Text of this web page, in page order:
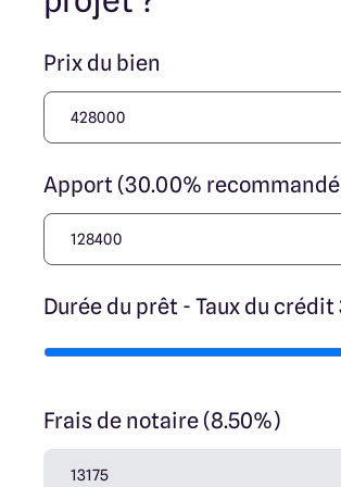
Prix du bien
Apport (30.00%
Durée du prêt - Taux du crédit
Frais de notaire (8.50%)